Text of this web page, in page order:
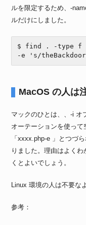
ルを限定するため、-
ルだけにしました。
$ find . -type f
-e 's/
MacOS の人は
マックのひとは、、-i オ
オーテーションを使っ
「xxxx.php-e 」とつづ
りました。理由はよく
くとよいでしょう。
Linux 環境の人は不要な
参考：